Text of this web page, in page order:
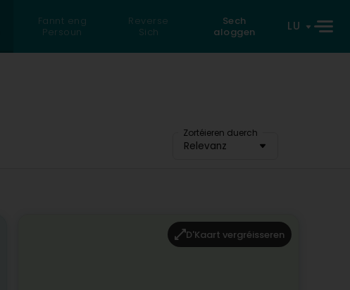
Fannt eng
Persoun
Reverse
Sich
Sech
aloggen
LU
Zortéieren duerch
Relevanz
D'Kaart vergréisseren